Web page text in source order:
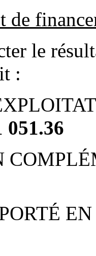
de
le
:
051.36